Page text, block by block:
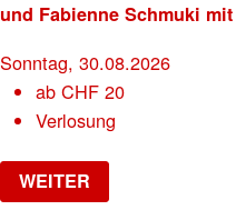
und Fabienne Schmuki
Sonntag, 30.08.2026
abCHF 20
Verlosung
WEITER